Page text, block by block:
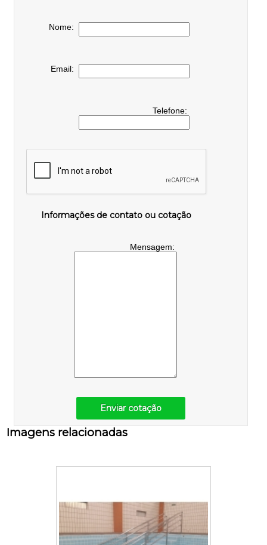
Nome:
Email:
Telefone:
Informações de contato ou cotação
Mensagem:
Enviar cotação
Imagens relacionadas